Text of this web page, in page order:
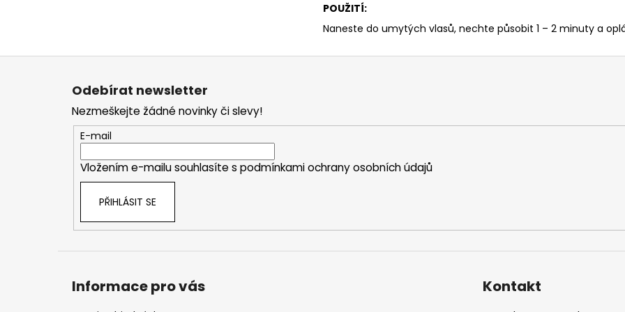
POUŽITÍ:
Naneste do umytých vlasů, nechte působit 1 – 2 minuty a
Odebírat newsletter
Nezmeškejte žádné novinky či slevy!
E-mail
Vložením e-mailu souhlasíte s podmínkami ochrany osobních údajů
PŘIHLÁSIT SE
Informace pro vás Kontakt